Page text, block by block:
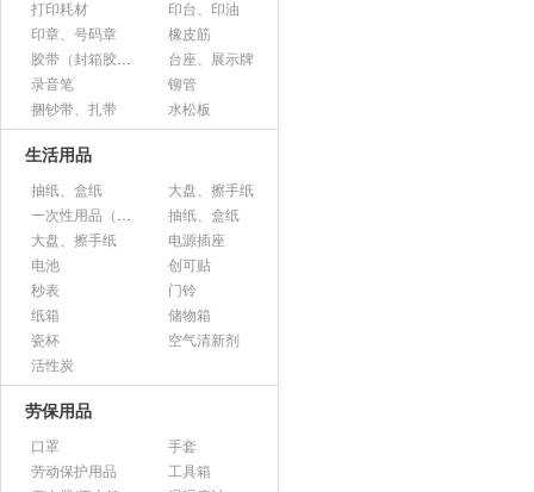
打印耗材
印台、印油
印章、号码章
橡皮筋
胶带（封箱胶、透明胶、美纹胶、双面胶等）
台座、展示牌
录音笔
铆管
捆钞带、扎带
水松板
生活用品
抽纸、盒纸
大盘、擦手纸
一次性用品（纸杯、胶杯、叉子、碟子等）
抽纸、盒纸
大盘、擦手纸
电源插座
电池
创可贴
秒表
门铃
纸箱
储物箱
瓷杯
空气清新剂
活性炭
劳保用品
口罩
手套
劳动保护用品
工具箱